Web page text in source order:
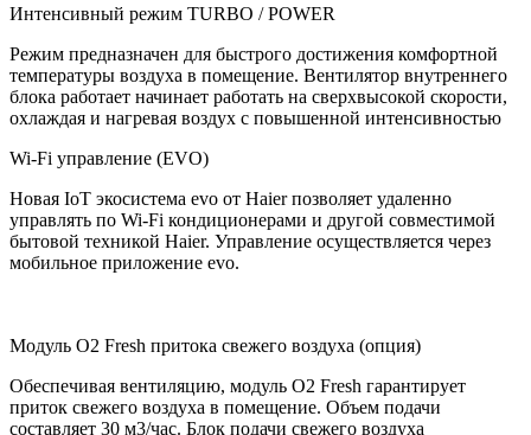
Интенсивный режим TURBO / POWER
Режим предназначен для быстрого достижения комфортной
температуры воздуха в помещение. Вентилятор внутреннего
блока работает начинает работать на сверхвысокой скорости,
охлаждая и нагревая воздух с повышенной интенсивностью
Wi-Fi управление (EVO)
Новая IoT экосистема evo от Haier позволяет удаленно
управлять по Wi-Fi кондиционерами и другой совместимой
бытовой техникой Haier. Управление осуществляется через
мобильное приложение evo.
Модуль O2 Fresh притока свежего воздуха (опция)
Обеспечивая вентиляцию, модуль O2 Fresh гарантирует
приток свежего воздуха в помещение. Объем подачи
составляет 30 м3/час. Блок подачи свежего воздуха